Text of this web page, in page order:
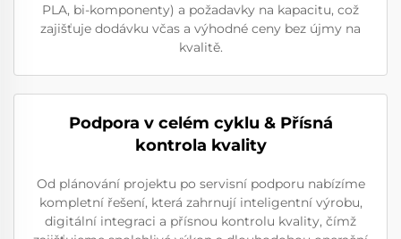
PLA, bi-komponenty) a požadavky na kapacitu, což
zajišťuje dodávku včas a výhodné ceny bez újmy na
kvalitě.
Podpora v celém cyklu & Přísná
kontrola kvality
Od plánování projektu po servisní podporu nabízíme
kompletní řešení, která zahrnují inteligentní výrobu,
digitální integraci a přísnou kontrolu kvality, čímž